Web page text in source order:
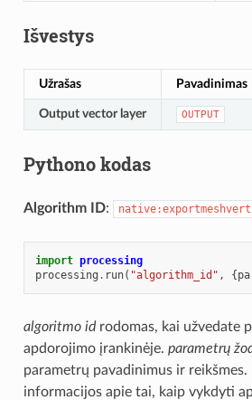
Išvestys
Užrašas Pavadinimas
Output vector layer OUTPUT
Pythono kodas
Algorithm ID:
import processing
processing . run( "algorithm_id" , {
algoritmo idrodomas, kai užvedate
apdorojimo įrankinėje. parametrų
parametrų pavadinimus ir reikšmes.
informacijos apie tai, kaip vykdyti